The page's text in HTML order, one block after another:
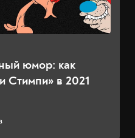
юмор: как
Стимпи» в 2021